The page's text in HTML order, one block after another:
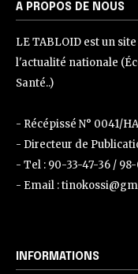
A PROPOS DE NOUS
LE TABLOID est un
l'actualité nationale
Santé..)
- Récépissé N° 0041/
- Directeur de
- Tel : 90-33-47-36 /
- Email :
INFORMATIONS